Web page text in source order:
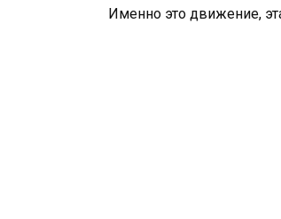
Именно это движение,